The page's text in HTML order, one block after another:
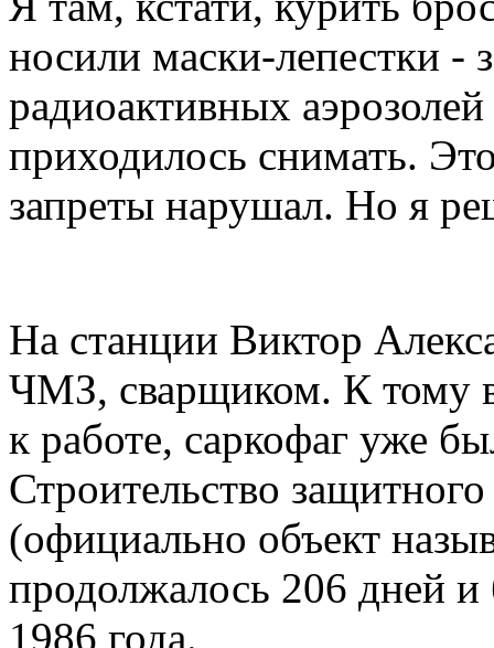
носили маски-лепестки -
радиоактивных
приходилось снимать.
запреты нарушал. Но я
На станции Виктор
ЧМЗ, сварщиком. К тому
к работе, саркофаг уже
Строительство
(официально объект
продолжалось 206 дней
1986 года.